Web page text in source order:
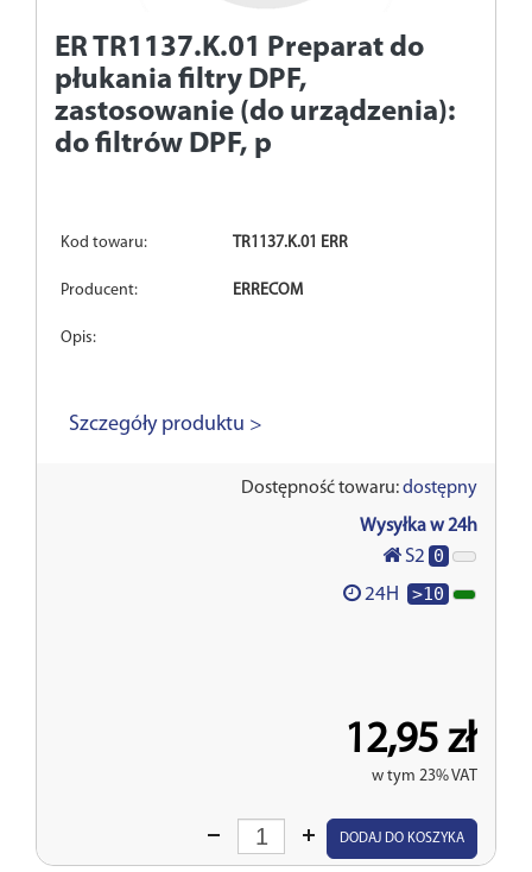
ER TR1137.K.01 Preparat do
płukania filtry DPF,
zastosowanie (do urządzenia):
do filtrów DPF, p
Kod towaru: TR1137.K.01 ERR
Producent: ERRECOM
Opis:
Szczegóły produktu >
Dostępność towaru:dostępny
Wysyłka w 24h
S2 0
24H >10
12,95 zł
w tym 23% VAT
Wprowadź
DODAJ DO KOSZYKA